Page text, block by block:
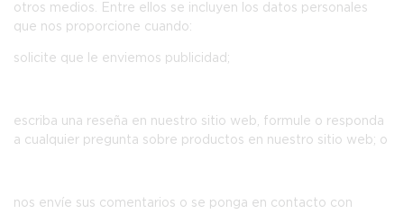
otros medios. Entre ellos se incluyen los datos personales
que nos proporcione cuando:
solicite que le enviemos publicidad;
escriba una reseña en nuestro sitio web, formule o responda
a cualquier pregunta sobre productos en nuestro sitio web; o
nos envíe sus comentarios o se ponga en contacto con